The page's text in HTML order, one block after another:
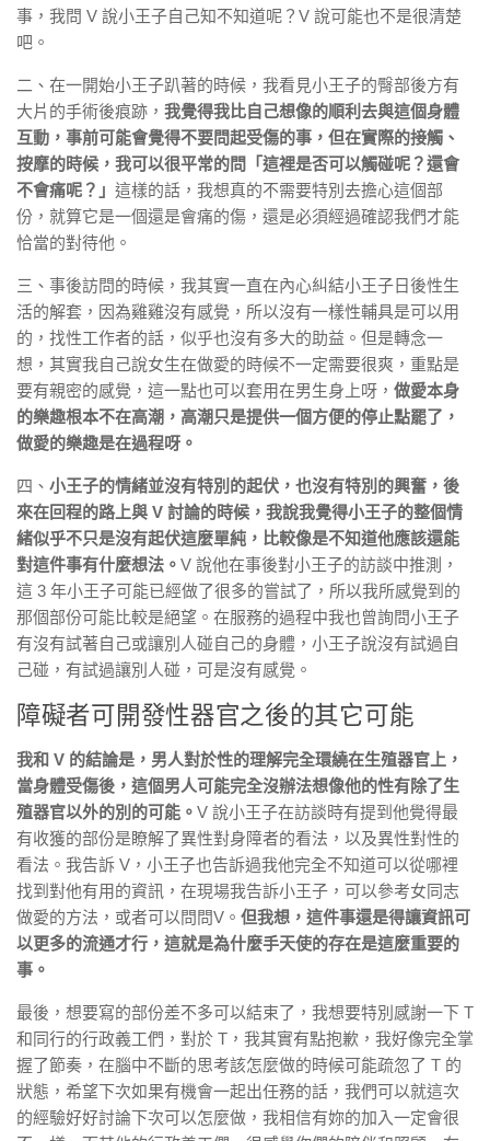
事，我問 V 說小王子自己知不知道呢？V 說可能也不是很清楚
吧。
二、在一開始小王子趴著的時候，我看見小王子的臀部後方有
大片的手術後痕跡， 我覺得我比自己想像的順利去與這個身體
互動，事前可能會覺得不要問起受傷的事，但在實際的接觸、
按摩的時候，我可以很平常的問「這裡是否可以觸碰呢？還會
不會痛呢？」 這樣的話，我想真的不需要特別去擔心這個部
份，就算它是一個還是會痛的傷，還是必須經過確認我們才能
恰當的對待他。
三、事後訪問的時候，我其實一直在內心糾結小王子日後性生
活的解套，因為雞雞沒有感覺，所以沒有一樣性輔具是可以用
的，找性工作者的話，似乎也沒有多大的助益。但是轉念一
想，其實我自己說女生在做愛的時候不一定需要很爽，重點是
要有親密的感覺，這一點也可以套用在男生身上呀， 做愛本身
的樂趣根本不在高潮，高潮只是提供一個方便的停止點罷了，
做愛的樂趣是在過程呀。
四、 小王子的情緒並沒有特別的起伏，也沒有特別的興奮，後
來在回程的路上與 V 討論的時候，我說我覺得小王子的整個情
緒似乎不只是沒有起伏這麼單純，比較像是不知道他應該還能
對這件事有什麼想法。 V 說他在事後對小王子的訪談中推測，
這 3 年小王子可能已經做了很多的嘗試了，所以我所感覺到的
那個部份可能比較是絕望。在服務的過程中我也曾詢問小王子
有沒有試著自己或讓別人碰自己的身體，小王子說沒有試過自
己碰，有試過讓別人碰，可是沒有感覺。
障礙者可開發性器官之後的其它可能
我和 V 的結論是，男人對於性的理解完全環繞在生殖器官上，
當身體受傷後，這個男人可能完全沒辦法想像他的性有除了生
殖器官以外的別的可能。 V 說小王子在訪談時有提到他覺得最
有收獲的部份是瞭解了異性對身障者的看法，以及異性對性的
看法。我告訴 V，小王子也告訴過我他完全不知道可以從哪裡
找到對他有用的資訊，在現場我告訴小王子，可以參考女同志
做愛的方法，或者可以問問V。 但我想，這件事還是得讓資訊可
以更多的流通才行，這就是為什麼手天使的存在是這麼重要的
事。
最後，想要寫的部份差不多可以結束了，我想要特別感謝一下 T
和同行的行政義工們，對於 T，我其實有點抱歉，我好像完全掌
握了節奏，在腦中不斷的思考該怎麼做的時候可能疏忽了 T 的
狀態，希望下次如果有機會一起出任務的話，我們可以就這次
的經驗好好討論下次可以怎麼做，我相信有妳的加入一定會很